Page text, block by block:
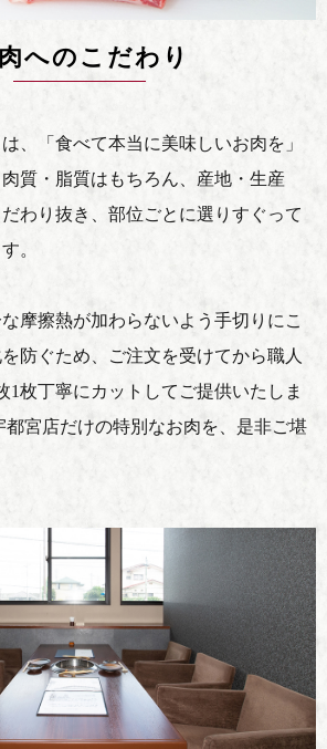
へのこだわり
、「食べて本当に美味しいお肉を」
肉質・脂質はもちろん、産地・生産
わり抜き、 部位ごとに選りすぐって
。
摩擦熱が加わらないよう手切りにこ
防ぐため、ご注文を受けてから職人
1枚丁寧にカットしてご提供いたしま
都宮店だけの特別なお肉を、是非ご堪